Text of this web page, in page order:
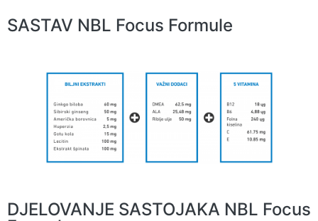
SASTAV NBL Focus Formule
DJELOVANJE SASTOJAKA NBL Focus